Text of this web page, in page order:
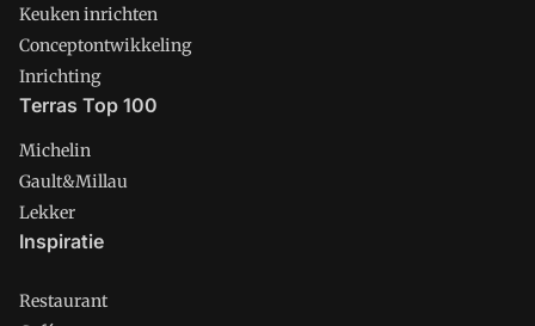
Keuken inrichten
Conceptontwikkeling
Inrichting
Terras Top 100
Michelin
Gault&Millau
Lekker
Inspiratie
Restaurant